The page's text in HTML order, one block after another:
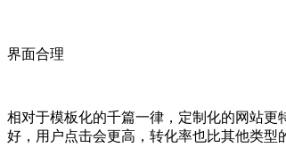
界面合理
相对于模板化的千篇一律，定制化的网站
好，用户点击会更高，转化率也比其他类型